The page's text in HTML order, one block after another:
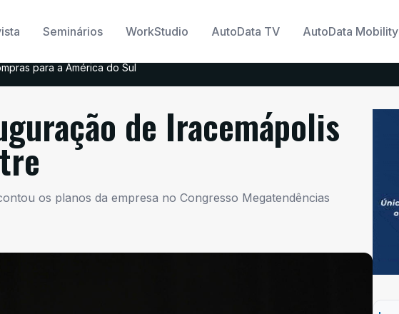
Seminários WorkStudio AutoData TV AutoData Mobility
para a América do Sul
de Iracemápolis
os planos da empresa no Congresso Megatendências